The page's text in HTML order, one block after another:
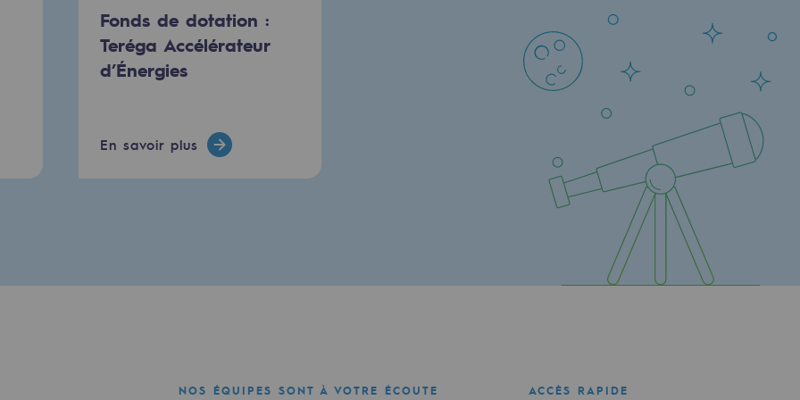
Fonds de dotation :
Teréga Accélérateur
d’Énergies
En savoir plus
NOS ÉQUIPES SONT À VOTRE ÉCOUTE ACCÈS RAPIDE